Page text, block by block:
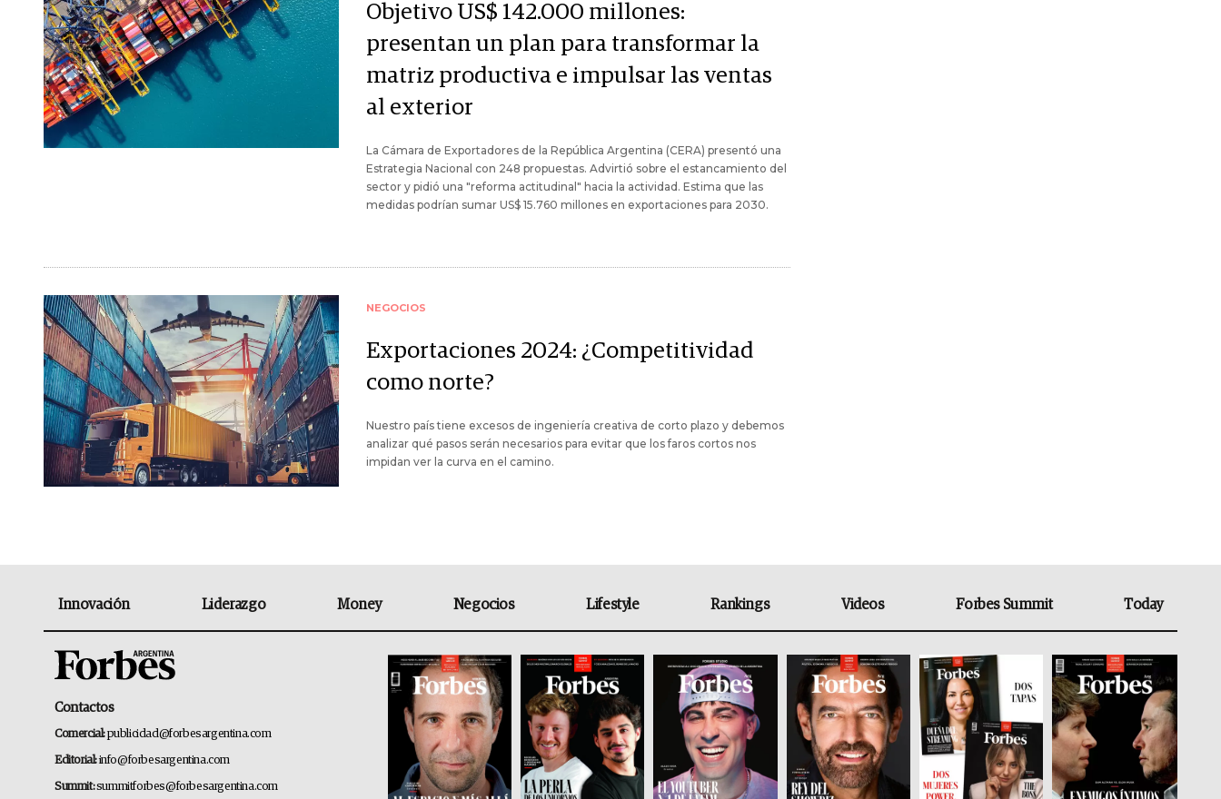
Objetivo US$ 142.000 millones:
presentan un plan para transformar la
matriz productiva e impulsar las ventas
al exterior
La Cámara de Exportadores de la República Argentina (CERA) presentó una
Estrategia Nacional con 248 propuestas. Advirtió sobre el estancamiento del
sector y pidió una "reforma actitudinal" hacia la actividad. Estima que las
medidas podrían sumar US$ 15.760 millones en exportaciones para 2030.
NEGOCIOS
Exportaciones 2024: ¿Competitividad
como norte?
Nuestro país tiene excesos de ingeniería creativa de corto plazo y debemos
analizar qué pasos serán necesarios para evitar que los faros cortos nos
impidan ver la curva en el camino.
Innovación Liderazgo Money Negocios Lifestyle Rankings Videos Forbes Summit Today
Contactos
Comercial:publicidad@forbesargentina.com
Editorial:info@forbesargentina.com
Summit:summitforbes@forbesargentina.com